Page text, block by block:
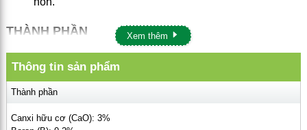
THÀNH PHẦN
Organic Calcium Oxide (CaO): 3%
Organic Boron (B): 0.2%
Organic nitrogen (N): 1.5%
Tỷ trọng: 1.3kg/l
Xem thêm
Thông tin sản phẩm
Thành phần
Canxi hữu cơ (CaO): 3%